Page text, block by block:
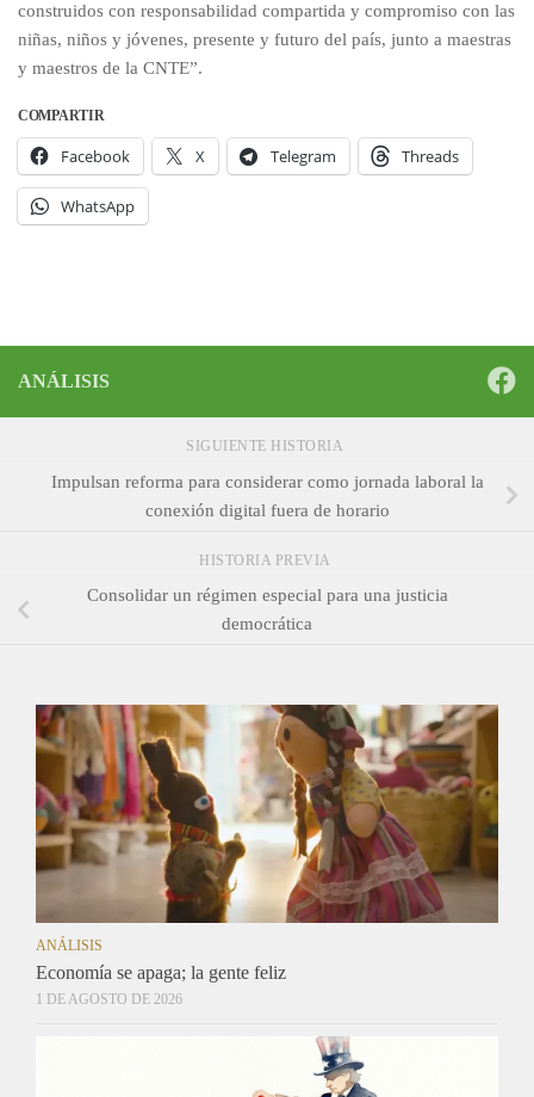
construidos con responsabilidad compartida y compromiso con las
niñas, niños y jóvenes, presente y futuro del país, junto a maestras
y maestros de la CNTE”.
COMPARTIR
Facebook X Telegram Threads
WhatsApp
ANÁLISIS
SIGUIENTE HISTORIA
Impulsan reforma para considerar como jornada laboral la
conexión digital fuera de horario
HISTORIA PREVIA
Consolidar un régimen especial para una justicia
democrática
ANÁLISIS
Economía se apaga; la gente feliz
1 DE AGOSTO DE 2026